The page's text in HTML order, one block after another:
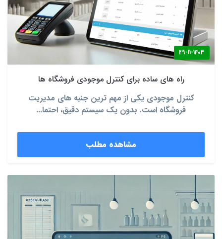
29-11-1403
راه های ساده برای کنترل موجودی فروشگاه ها
کنترل موجودی یکی از مهم ترین جنبه های مدیریت
فروشگاه است. بدون یک سیستم دقیق، احتما...
مشاهده مطلب